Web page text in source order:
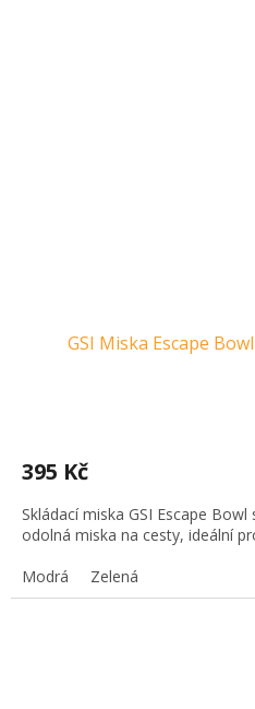
GSI Miska Escape
395 Kč
Skládací miska GSI Escape
odolná miska na cesty, ideální
Modrá
Zelená